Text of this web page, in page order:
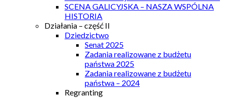
SCENA GALICYJSKA – NASZA WSPÓLNA
HISTORIA
Działania – część II
Dziedzictwo
Senat 2025
Zadania realizowane z budżetu
państwa 2025
Zadania realizowane z budżetu
państwa – 2024
Regranting